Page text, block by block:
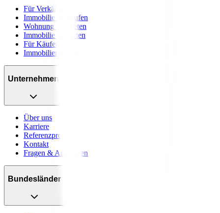
Für Verkäufer
Immobilie verkaufen
Wohnung vermieten
Immobilie bewerten
Für Käufer
Immobiliensuche
Unternehmen
Über uns
Karriere
Referenzprojekte
Kontakt
Fragen & Antworten
Bundesländer